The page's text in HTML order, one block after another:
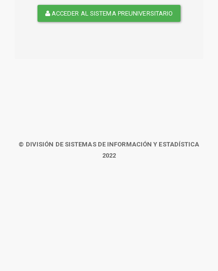
ACCEDER AL SISTEMA PREUNIVERSITARIO
© DIVISIÓN DE SISTEMAS DE INFORMACIÓN Y ESTADÍSTICA
2022